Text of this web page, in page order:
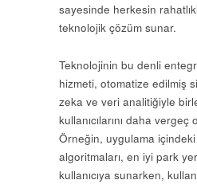
sayesinde herkesin
teknolojik çözüm sunar.
Teknolojinin bu denli
hizmeti, otomatize edilmiş
zeka ve veri analitiğiyle
kullanıcılarını daha
Örneğin, uygulama
algoritmaları, en iyi park
kullanıcıya sunarken,